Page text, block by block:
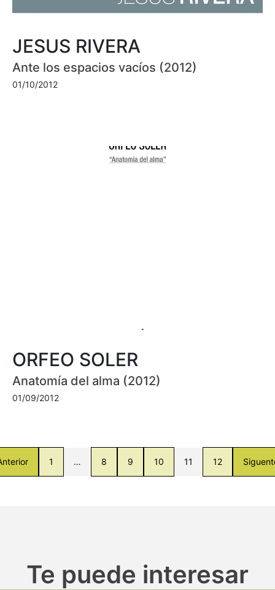
JESUS RIVERA
Ante los espacios vacíos (2012)
01/10/2012
ORFEO SOLER
Anatomía del alma (2012)
01/09/2012
1 … 8 9 10 11 12
Te puede interesar